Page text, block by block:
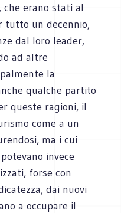
erano stati al
tutto un decennio,
dal loro leader,
ad altre
la
qualche partito
queste ragioni, il
come a un
ma i cui
invece
forse con
dai nuovi
a occupare il